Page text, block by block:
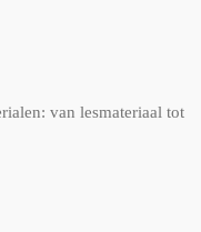
van lesmateriaal tot